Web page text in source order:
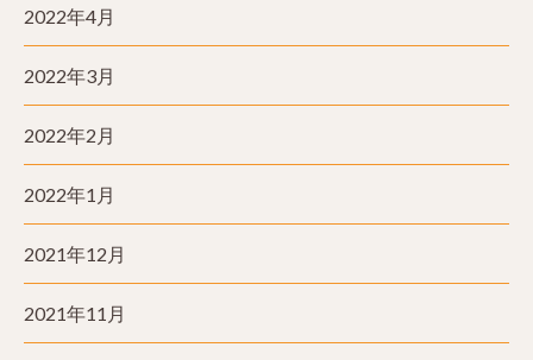
2022年4月
2022年3月
2022年2月
2022年1月
2021年12月
2021年11月